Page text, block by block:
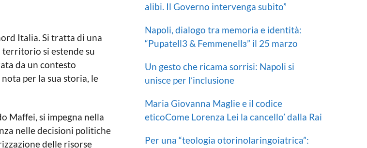
Italia. Si tratta di una
si estende su
da un contesto
per la sua storia, le
Maffei, si impegna nella
nelle decisioni politiche
delle risorse
alibi. Il Governo intervenga subito”
Napoli, dialogo tra memoria e identità:
“Pupatell3 & Femmenellɜ” il 25 marzo
Un gesto che ricama sorrisi: Napoli si
unisce per l’inclusione
Maria Giovanna Maglie e il codice
eticoCome Lorenza Lei la cancello’ dalla Rai
Per una “teologia otorinolaringoiatrica”: